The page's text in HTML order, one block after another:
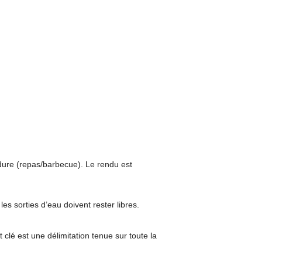
(repas/barbecue). Le rendu est
sorties d’eau doivent rester libres.
est une délimitation tenue sur toute la